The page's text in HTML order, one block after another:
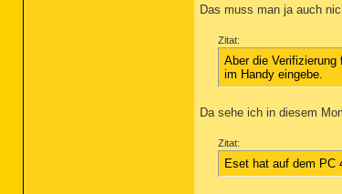
Das muss man ja auch
Zitat:
Aber die
im Handy eingebe.
Da sehe ich in diesem
Zitat:
Eset hat auf dem PC